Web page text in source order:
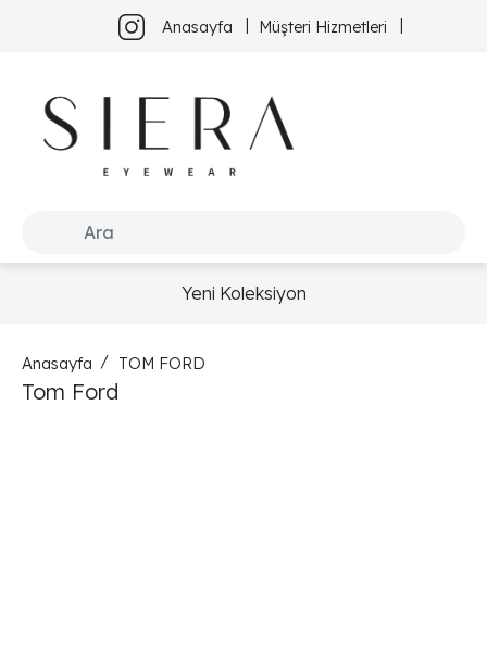
Anasayfa Müşteri Hizmetleri
Yeni Koleksiyon
Anasayfa TOM FORD
Tom Ford